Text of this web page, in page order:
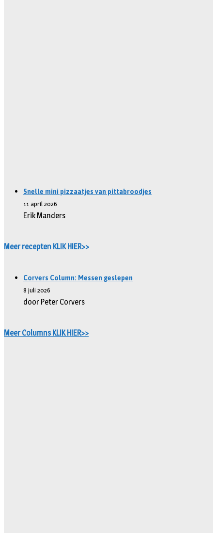
Snelle mini pizzaatjes van pittabroodjes
11 april 2026
Erik Manders
Meer recepten KLIK HIER>>
Corvers Column: Messen geslepen
8 juli 2026
door Peter Corvers
Meer Columns KLIK HIER>>